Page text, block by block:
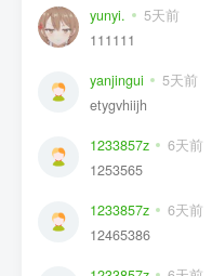
yunyi. 5天前
111111
yanjingui 5天前
etygvhiijh
1233857z 6天前
1253565
1233857z 6天前
12465386